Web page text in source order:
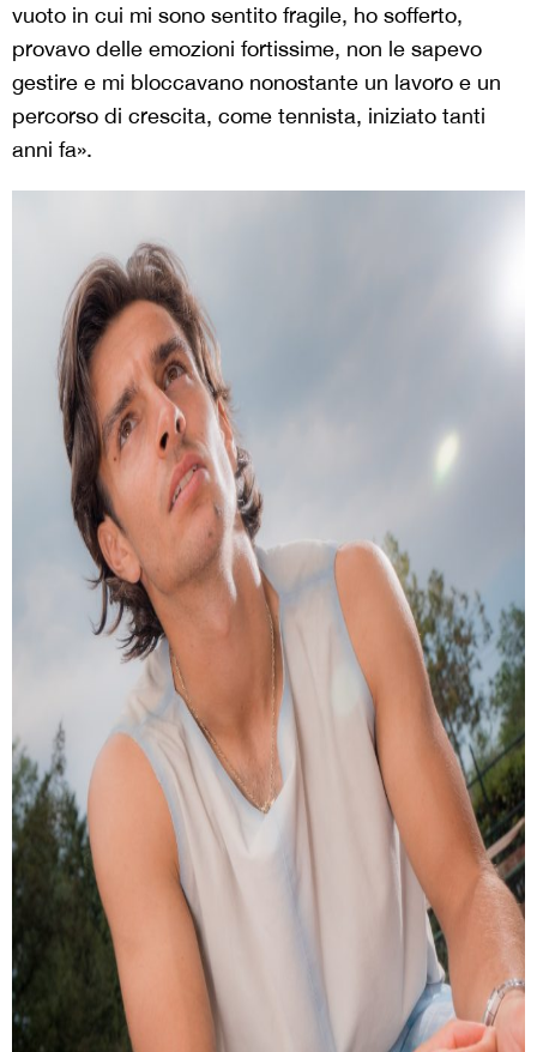
vuoto in cui mi sono sentito fragile, ho sofferto,
provavo delle emozioni fortissime, non le sapevo
gestire e mi bloccavano nonostante un lavoro e un
percorso di crescita, come tennista, iniziato tanti
anni fa».